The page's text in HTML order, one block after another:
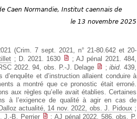
Caen Normandie, Institut caennais de
le 13 novembre 2025
(Crim. 7 sept. 2021, n° 21-80.642 et 20-
; D. 2021. 1630
; AJ pénal 2021. 484,
2022. 94, obs. P.-J. Delage ;ibid. 439,
et d’instruction allaient conduire à
a montré que ce pronostic était erroné.
aux règles qu’elle avait établies. Certaines
à l’exigence de qualité à agir en cas de
Dalloz actualité, 14 nov. 2022, obs. J. Pidoux ;
J.-B. Perrier
; AJ pénal 2022. 586, obs. P.